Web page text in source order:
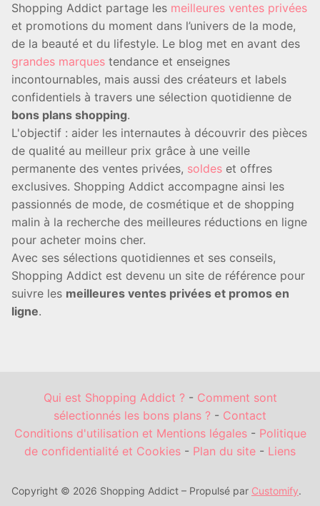
Shopping Addict partage les meilleures ventes privées
et promotions du moment dans l’univers de la mode,
de la beauté et du lifestyle. Le blog met en avant des
grandes marques tendance et enseignes
incontournables, mais aussi des créateurs et labels
confidentiels à travers une sélection quotidienne de
bons plans shopping.
L'objectif : aider les internautes à découvrir des pièces
de qualité au meilleur prix grâce à une veille
permanente des ventes privées, soldes et offres
exclusives. Shopping Addict accompagne ainsi les
passionnés de mode, de cosmétique et de shopping
malin à la recherche des meilleures réductions en ligne
pour acheter moins cher.
Avec ses sélections quotidiennes et ses conseils,
Shopping Addict est devenu un site de référence pour
suivre les meilleures ventes privées et promos en
ligne.
Qui est Shopping Addict ?- Comment sont
sélectionnés les bons plans ? - Contact
Conditions d'utilisation et Mentions légales- Politique
de confidentialité et Cookies - Plan du site - Liens
Copyright © 2026 Shopping Addict – Propulsé par Customify.